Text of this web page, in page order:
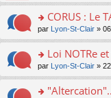
nt
pl
u
s
e
nt
lu
le
pl
u
ré
c
e
a
g
e
n
n
le
le
m
e
a
g
e
n
n
ult
er
le
m
e
a
o
n
ult
er
le
m
CORUS : Le
par Lyon-St-Clair »
o
n
Loi NOTRe
par Lyon-St-Clair »